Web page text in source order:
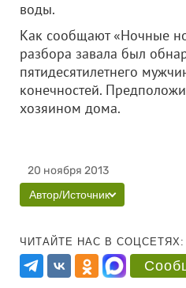
воды.
Как сообщают «Ночные
разбора завала был
пятидесятилетнего
конечностей.
хозяином дома.
20 ноября 2013
Автор/Источник
ЧИТАЙТЕ НАС В СОЦСЕТЯХ: